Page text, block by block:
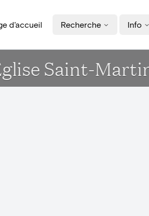
d'accueil Recherche Info
Saint-